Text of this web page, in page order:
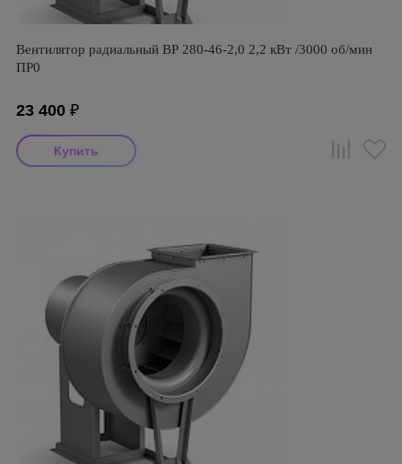
Вентилятор радиальный ВР 280-46-2,0 2,2 кВт /3000 об/мин
ПР0
23 400 ₽